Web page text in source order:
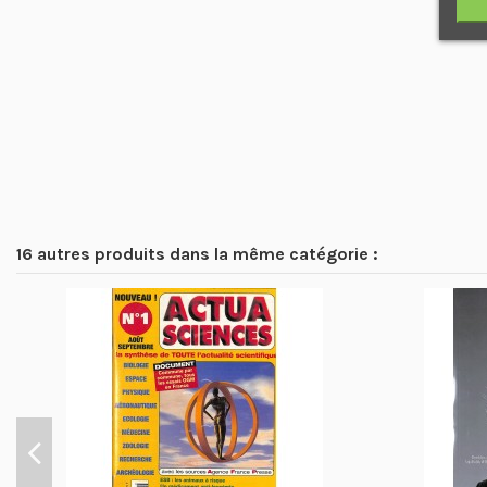
16 autres produits dans la même catégorie :